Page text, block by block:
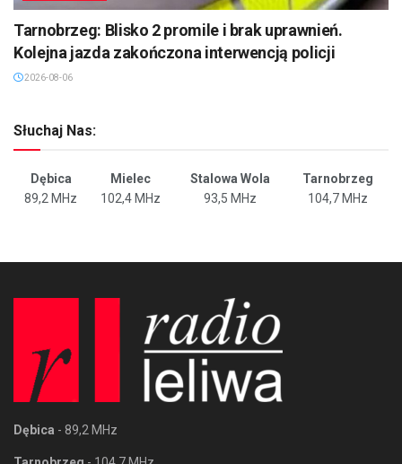
Tarnobrzeg: Blisko 2 promile i brak uprawnień.
Kolejna jazda zakończona interwencją policji
2026-08-06
Słuchaj Nas:
Dębica Mielec Stalowa Wola
Tarnobrzeg
89,2 MHz
102,4 MHz 93,5 MHz 104,7 MHz
Dębica - 89,2 MHz